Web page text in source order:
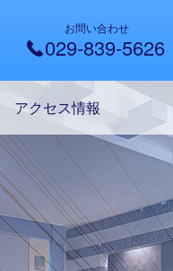
お問い合わせ
029-839-5626
アクセス情報